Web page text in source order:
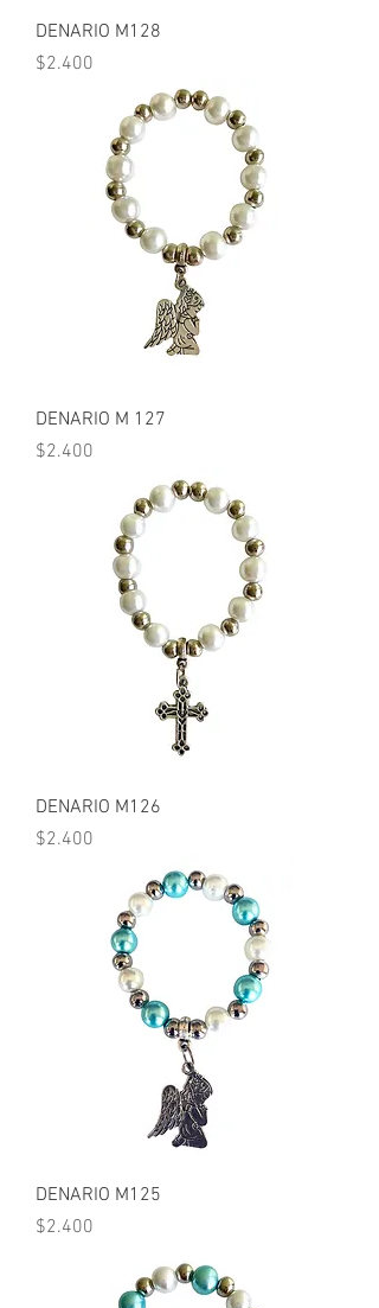
DENARIO M128
Precio
$2.400
DENARIO M 127
Precio
$2.400
DENARIO M126
Precio
$2.400
DENARIO M125
Precio
$2.400